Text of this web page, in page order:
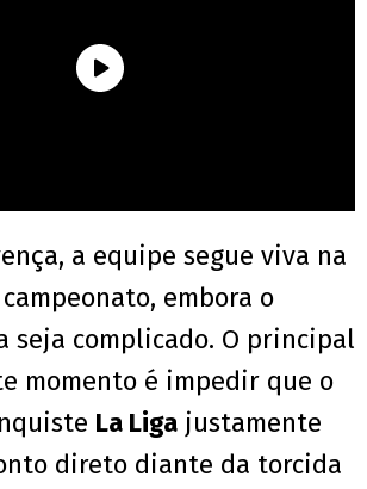
a equipe segue viva na
embora o
seja complicado. O principal
momento é impedir que o
La Liga justamente
direto diante da torcida